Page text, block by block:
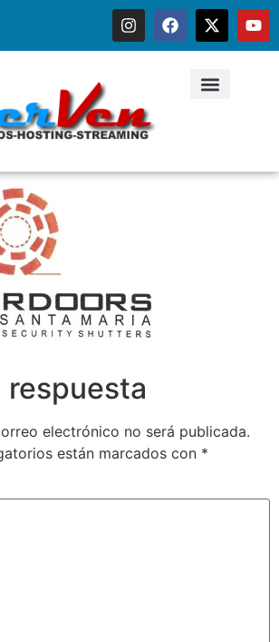
respuesta
electrónico no será publicada.
están marcados con *